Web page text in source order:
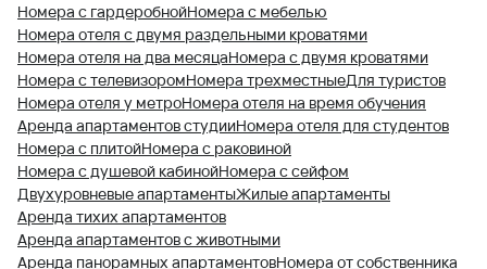
Номера с гардеробнойНомера с мебелью
Номера отеля с двумя раздельными кроватями
Номера отеля на два месяцаНомера с двумя кроватями
Номера с телевизоромНомера трехместныеДля туристов
Номера отеля у метроНомера отеля на время обучения
Аренда апартаментов студииНомера отеля для студентов
Номера с плитойНомера с раковиной
Номера с душевой кабинойНомера с сейфом
Двухуровневые апартаментыЖилые апартаменты
Аренда тихих апартаментов
Аренда апартаментов с животными
Аренда панорамных апартаментовНомера от собственника